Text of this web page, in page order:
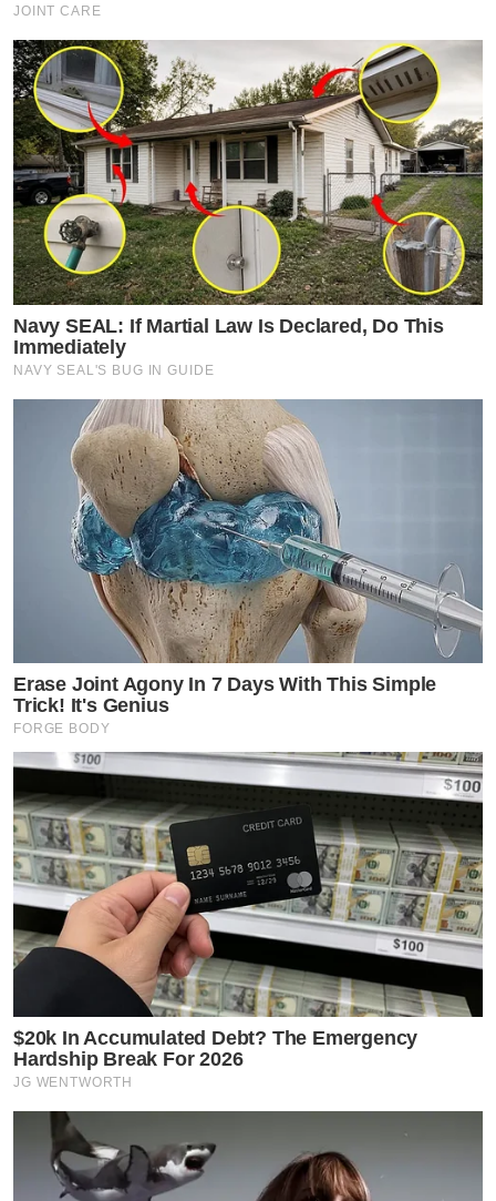
JOINT CARE
Navy SEAL: If Martial Law Is Declared, Do This
Immediately
NAVY SEAL'S BUG IN GUIDE
Erase Joint Agony In 7 Days With This Simple
Trick! It's Genius
FORGE BODY
$20k In Accumulated Debt? The Emergency
Hardship Break For 2026
JG WENTWORTH